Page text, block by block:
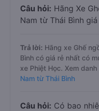
Câu hỏi: Hãng Xe
Nam từ Thái Bình
Trả lời: Hãng xe Ghế
Bình có giá rẻ nhất có
xe Phiệt Học. Xem
Nam từ Thái Bình
Câu hỏi: Có bao